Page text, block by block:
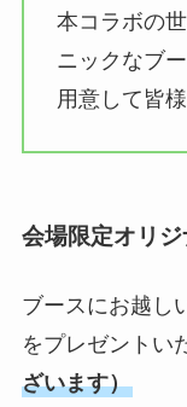
本コラボの
ニックなブ
⽤意して皆
会場限定オリ
ブースにお越し
をプレゼントい
ざいます）